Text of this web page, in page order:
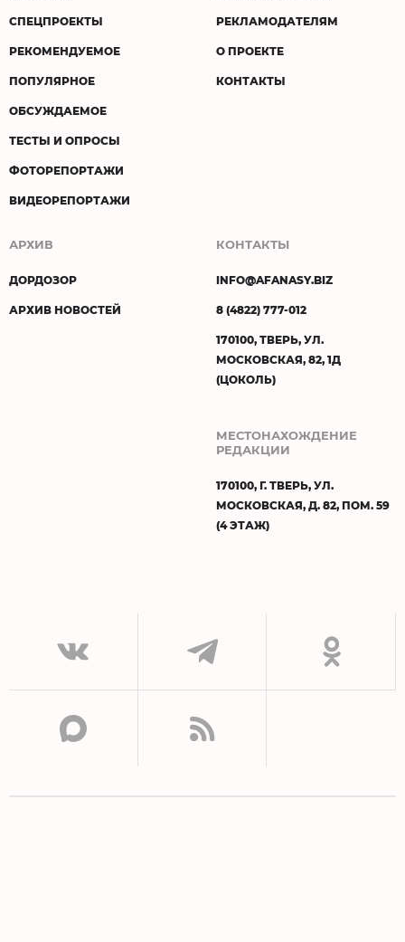
СПЕЦПРОЕКТЫ
РЕКОМЕНДУЕМОЕ
ПОПУЛЯРНОЕ
ОБСУЖДАЕМОЕ
ТЕСТЫ И ОПРОСЫ
ФОТОРЕПОРТАЖИ
ВИДЕОРЕПОРТАЖИ
РЕКЛАМОДАТЕЛЯМ
О ПРОЕКТЕ
КОНТАКТЫ
АРХИВ
ДОРДОЗОР
АРХИВ НОВОСТЕЙ
КОНТАКТЫ
INFO@AFANASY.BIZ
8 (4822) 777-012
170100, ТВЕРЬ, УЛ.
МОСКОВСКАЯ, 82, 1Д
(ЦОКОЛЬ)
МЕСТОНАХОЖДЕНИЕ
РЕДАКЦИИ
170100, Г. ТВЕРЬ, УЛ.
МОСКОВСКАЯ, Д. 82, ПОМ. 59
(4 ЭТАЖ)